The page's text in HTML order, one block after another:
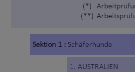
(*)
(**)
Sektion 1 : Schäferhunde
1. AUSTRALIEN